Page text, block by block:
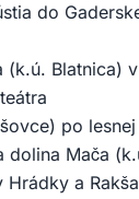
do
(k.ú. Blatnica)
po
dolina Mača
a Rakša